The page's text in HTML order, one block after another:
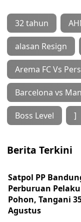
32 tahun
alasan Resign
Arema FC Vs
Barcelona vs
Boss Level ]
Berita Terkini
Satpol PP
Perburuan
Pohon, Tangani
Agustus